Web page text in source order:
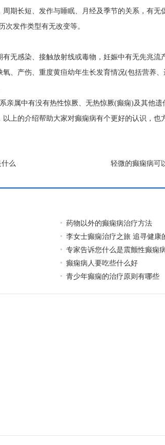
期长短、发作与睡眠、月经及季节的关系，有无
次发作类型有无改变等。
无感染、接触放射线或毒物，妊娠中有无先兆流
氧、产伤、重度黄疸幼年生长发育情况(包括营养
亲属中有没有热性惊厥、无热惊厥(癫痫)及其他遗
上的介绍帮助大家对癫痫病有个更好的认识，也
么 轻微的癫痫病可
药物以外的癫痫病治疗方法
李女士癫痫治疗之旅 追寻健康
专家告诉您什么是震颤性癫痫
癫痫病人要吃些什么好
青少年癫痫的治疗原则有哪些